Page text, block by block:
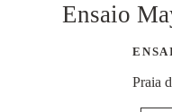
Ensaio
Praia